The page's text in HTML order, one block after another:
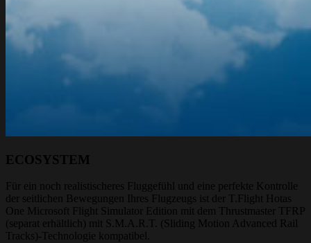
ECOSYSTEM
Für ein noch realistischeres Fluggefühl und eine perfekte Kontrolle
der seitlichen Bewegungen Ihres Flugzeugs ist der T.Flight Hotas
One Microsoft Flight Simulator Edition mit dem Thrustmaster TFRP
(separat erhältlich) mit S.M.A.R.T. (Sliding Motion Advanced Rail
Tracks)-Technologie kompatibel.